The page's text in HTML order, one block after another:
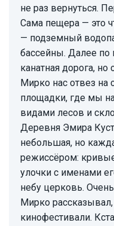
не раз вернуться.
Сама пещера — это
— подземный
бассейны. Далее по
канатная дорога, но
Мирко нас отвез
площадки, где мы
видами лесов и
Деревня Эмира
небольшая, но
режиссёром:
улочки с именами
небу церковь.
Мирко
кинофестивали.